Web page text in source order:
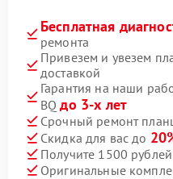
Бесплатная
ремонта
Привезем и увезем
доставкой
Гарантия на наши
BQдо 3-х лет
Срочный ремонт
Скидка для вас до
Получите 1500
Оригинальные